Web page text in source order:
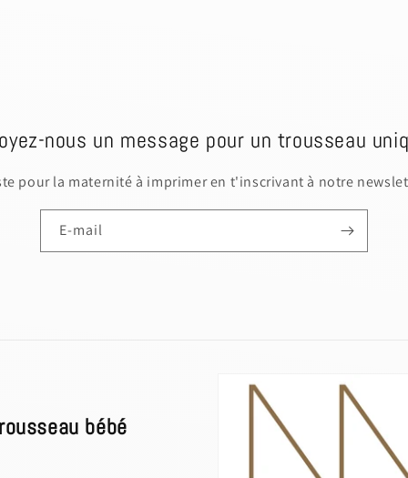
nous un message pour un trousseau
pour la maternité à imprimer en t'inscrivant à notre
E-mail
bébé